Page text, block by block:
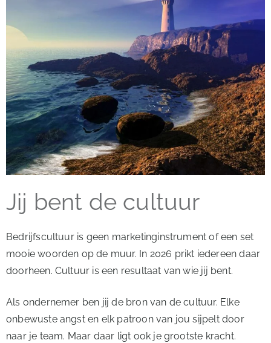
Jij bent de cultuur
Bedrijfscultuur is geen marketinginstrument of een set
mooie woorden op de muur. In 2026 prikt iedereen daar
doorheen. Cultuur is een resultaat van wie jij bent.
Als ondernemer ben jij de bron van de cultuur. Elke
onbewuste angst en elk patroon van jou sijpelt door
naar je team. Maar daar ligt ook je grootste kracht.